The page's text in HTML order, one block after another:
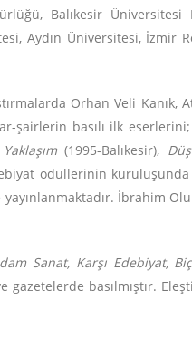
Balıkesir Üniversitesi
Aydın Üniversitesi, İzmir
Orhan Veli
şairlerin basılı ilk eserlerini;
Yaklaşım(1995-Balıkesir),
ödüllerinin kuruluşunda
İbrahim
Sanat, Karşı Edebiyat,
basılmıştır.